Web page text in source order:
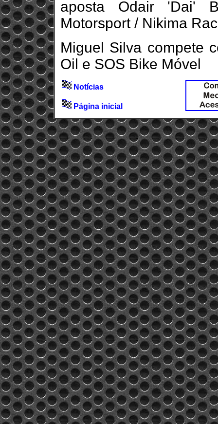
aposta Odair 'Dai'
Motorsport / Nikima
Miguel Silva compete
Oil e SOS Bike Móvel
Notícias
Página inicial